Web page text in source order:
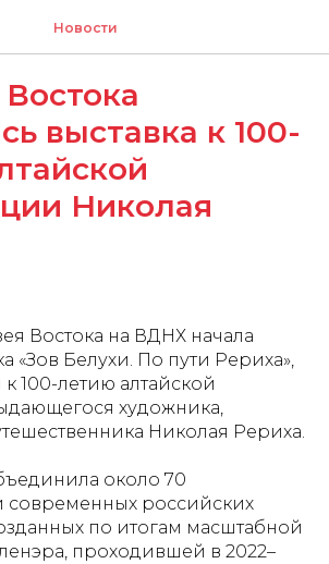
Новости
выставка к 100-
Николая
Востока на ВДНХ начала
«Зов Белухи. По пути Рериха»,
100-летию алтайской
художника,
Николая Рериха.
около 70
современных российских
по итогам масштабной
проходившей в 2022–